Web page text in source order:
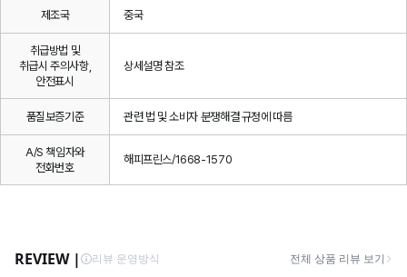
제조국 중국
취급방법 및
취급시 주의사항,
안전표시
상세설명 참조
품질보증기준 관련 법 및 소비자 분쟁해결 규정에 따름
A/S 책임자와
전화번호
해피프린스/1668-1570